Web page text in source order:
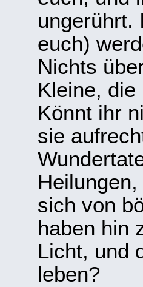
ungerührt.
euch)
Nichts
Kleine,
Könnt ihr
sie
sich von
haben hin
Licht, und
leben?